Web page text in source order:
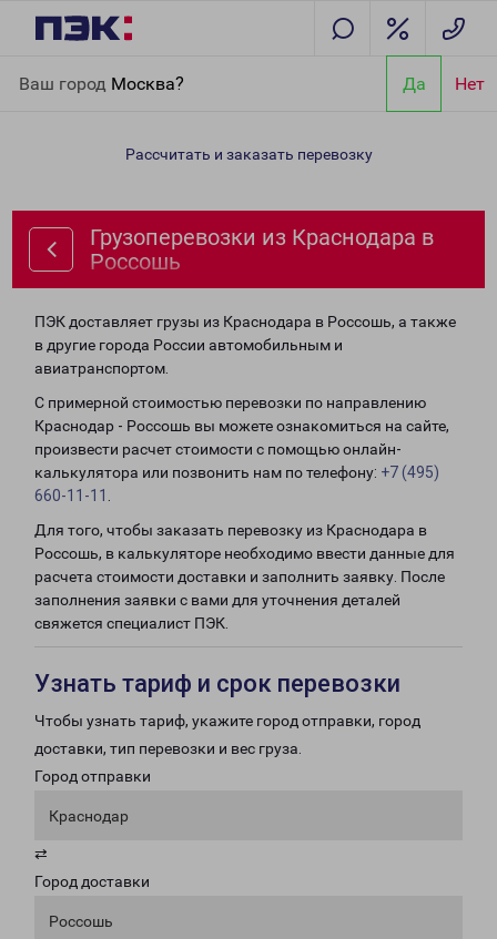
Ваш город Москва? Да Нет
Россошь
Рассчитать и заказать перевозку
Грузоперевозки из Краснодара в
Россошь
ПЭК доставляет грузы из Краснодара в Россошь, а также
в другие города России автомобильным и
авиатранспортом.
С примерной стоимостью перевозки по направлению
Краснодар - Россошь вы можете ознакомиться на сайте,
произвести расчет стоимости с помощью онлайн-
калькулятора или позвонить нам по телефону: +7 (495)
660-11-11
Для того, чтобы заказать перевозку из Краснодара в
Россошь, в калькуляторе необходимо ввести данные для
расчета стоимости доставки и заполнить заявку. После
заполнения заявки с вами для уточнения деталей
свяжется специалист ПЭК.
Узнать тариф и срок перевозки
Чтобы узнать тариф, укажите город отправки, город
доставки, тип перевозки и вес груза.
Город отправки
Краснодар
⇄
Город доставки
Россошь